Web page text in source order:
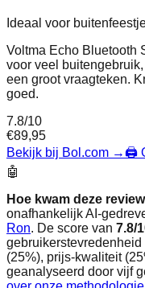
Ideaal voor
Voltma Echo Bluetooth
voor veel
een groot vraagteken.
goed.
7.8/10
€89,95
Bekijk bij Bol.com →🖨️
🤖
Hoe kwam deze
onafhankelijk AI-
Ron. De score van 7.8/
(25%), prijs-kwaliteit
geanalyseerd door vijf